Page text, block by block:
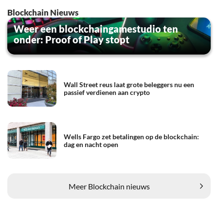
Blockchain Nieuws
Weer een blockchaingamestudio ten
onder: Proof of Play stopt
Wall Street reus laat grote beleggers nu een
passief verdienen aan crypto
Wells Fargo zet betalingen op de blockchain:
dag en nacht open
Meer Blockchain nieuws